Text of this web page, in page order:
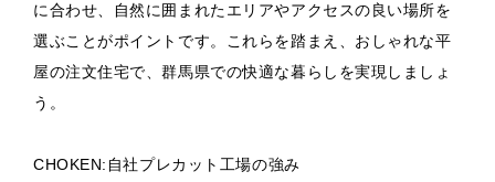
に合わせ、自然に囲まれたエリアやアクセスの良い場所を
選ぶことがポイントです。これらを踏まえ、おしゃれな平
屋の注文住宅で、群馬県での快適な暮らしを実現しましょ
う。
CHOKEN:自社プレカット工場の強み